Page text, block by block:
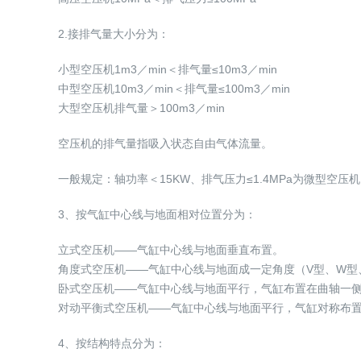
2.接排气量大小分为：
小型空压机1m3／min＜排气量≤10m3／min
中型空压机10m3／min＜排气量≤100m3／min
大型空压机排气量＞100m3／min
空压机的排气量指吸入状态自由气体流量。
一般规定：轴功率＜15KW、排气压力≤1.4MPa为微型空压机
3、按气缸中心线与地面相对位置分为：
立式空压机——气缸中心线与地面垂直布置。
角度式空压机——气缸中心线与地面成一定角度（V型、W型
卧式空压机——气缸中心线与地面平行，气缸布置在曲轴一侧
对动平衡式空压机——气缸中心线与地面平行，气缸对称布置
4、按结构特点分为：